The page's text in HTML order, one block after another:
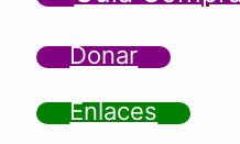
Donar
Enlaces